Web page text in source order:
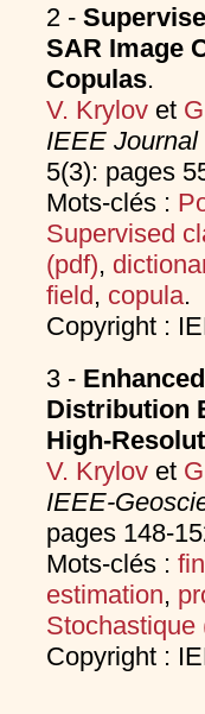
2 -
SAR Image
Copulas.
V. Krylovet
IEEE
5(3): pages
Mots-clés :
Supervised
(pdf),
field, copula.
Copyright :
3 -
Distribution
High-
V. Krylovet
IEEE-
pages 148-
Mots-clés :
estimation,
Stochastique
Copyright :